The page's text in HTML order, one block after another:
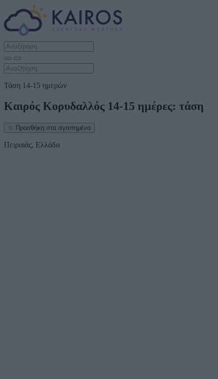
Τάση 14-15 ημερών
Καιρός Κορυδαλλός 14-15 ημέρες: τάση
☆ Προσθήκη στα αγαπημένα
Πειραιάς, Ελλάδα